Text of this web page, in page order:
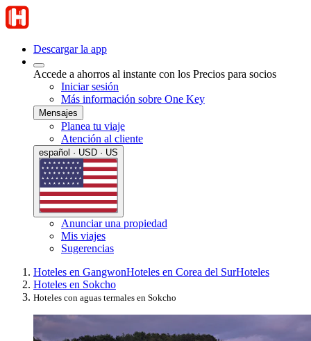
Descargar la app
Accede a ahorros al instante con los Precios para socios
Iniciar sesión
Más información sobre One Key
Mensajes
Planea tu viaje
Atención al cliente
español · USD · US
Anunciar una propiedad
Mis viajes
Sugerencias
Hoteles en GangwonHoteles en Corea del SurHoteles
Hoteles en Sokcho
Hoteles con aguas termales en Sokcho